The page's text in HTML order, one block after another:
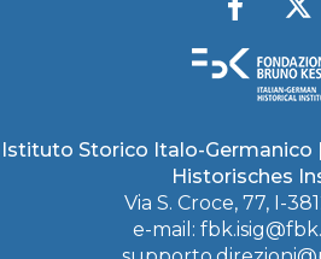
Istituto Storico Italo-Germanico
Historisches
Via S. Croce, 77, I-
e-mail: